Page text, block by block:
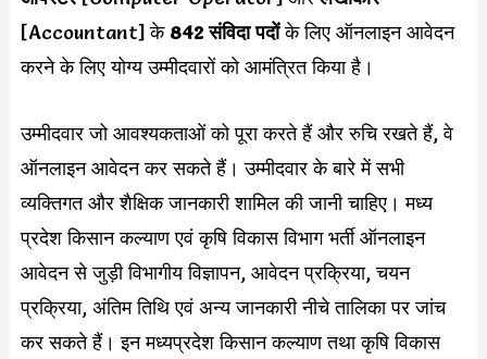
[Accountant] के 842 संविदा पदोंके लिए ऑनलाइन आवेदन
करने के लिए योग्य उम्मीदवारों को आमंत्रित किया है।
उम्मीदवार जो आवश्यकताओं को पूरा करते हैं और रुचि रखते हैं, वे
ऑनलाइन आवेदन कर सकते हैं। उम्मीदवार के बारे में सभी
व्यक्तिगत और शैक्षिक जानकारी शामिल की जानी चाहिए। मध्य
प्रदेश किसान कल्याण एवं कृषि विकास विभाग भर्ती ऑनलाइन
आवेदन से जुड़ी विभागीय विज्ञापन, आवेदन प्रक्रिया, चयन
प्रक्रिया, अंतिम तिथि एवं अन्य जानकारी नीचे तालिका पर जांच
कर सकते हैं। इन मध्यप्रदेश किसान कल्याण तथा कृषि विकास